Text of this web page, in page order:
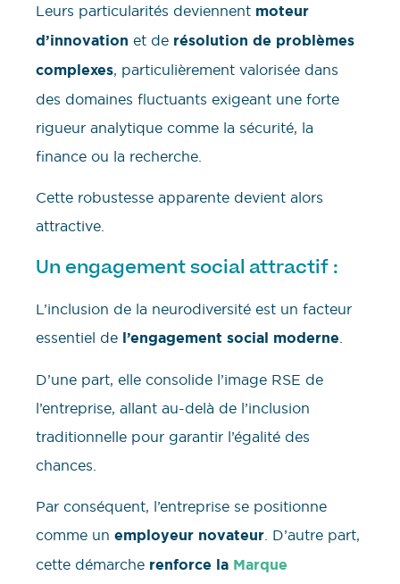
Leurs particularités deviennent moteur
d’innovation et de résolution de problèmes
complexes, particulièrement valorisée dans
des domaines fluctuants exigeant une forte
rigueur analytique comme la sécurité, la
finance ou la recherche.
Cette robustesse apparente devient alors
attractive.
Un engagement social attractif :
L’inclusion de la neurodiversité est un facteur
essentiel de l’engagement social moderne
D’une part, elle consolide l’image RSE de
l’entreprise, allant au-delà de l’inclusion
traditionnelle pour garantir l’égalité des
chances.
Par conséquent, l’entreprise se positionne
comme un employeur novateur. D’autre part,
cette démarche renforce la Marque